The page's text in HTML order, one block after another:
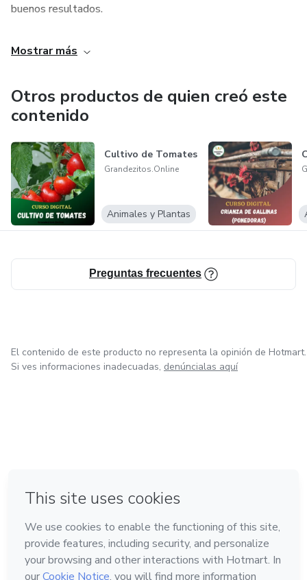
buenos resultados.
Mostrar más
Otros productos de quien creó este
contenido
Cultivo de Tomates
Grandezitos.Online
Animales y Plantas
Preguntas frecuentes
El contenido de este producto no representa la opinión de Hotmart.
Si ves informaciones inadecuadas, denúncialas aquí
Hecho con❤ en Ciudad de México
Conoce Hotmart